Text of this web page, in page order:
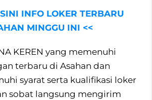
INFO LOKER TERBARU
MINGGU INI <<
KEREN yang memenuhi
terbaru di Asahan dan
syarat serta kualifikasi loker
sobat langsung mengirim